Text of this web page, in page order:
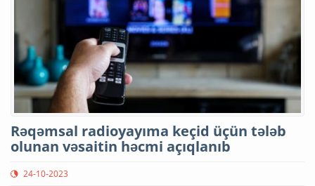
Rəqəmsal radioyayıma keçid üçün tələb
olunan vəsaitin həcmi açıqlanıb
24-10-2023